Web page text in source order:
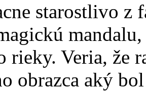
starostlivo z
rieky. Veria, že
obrazca aký